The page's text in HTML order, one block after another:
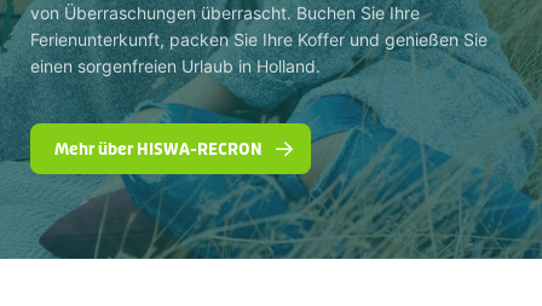
von Überraschungen überrascht. Buchen Sie Ihre
Ferienunterkunft, packen Sie Ihre Koffer und genießen Sie
einen sorgenfreien Urlaub in Holland.
Mehr über HISWA-RECRON